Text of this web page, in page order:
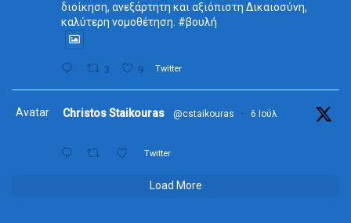
διοίκηση, ανεξάρτητη και αξιόπιστη Δικαιοσύνη,
καλύτερη νομοθέτηση. #βουλή
3 9 Twitter
Avatar Christos Staikouras @cstaikouras · 6 Ιούλ
Twitter
Load More